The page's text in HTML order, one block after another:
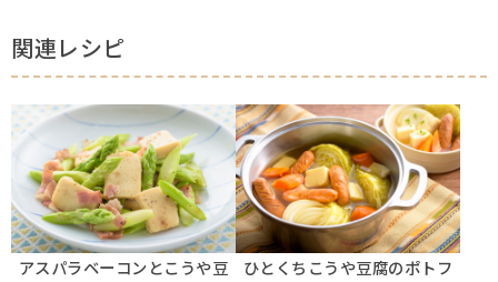
関連レシピ
アスパラベーコンとこうや豆
ひとくちこうや豆腐のポトフ